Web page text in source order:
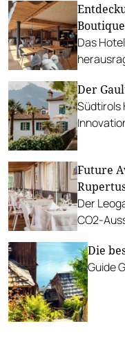
Das
Der
Südtirols
Future
Der
CO2-
Die
Guide